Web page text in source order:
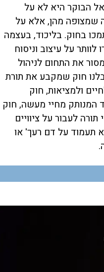
הבוקר היא לא על
שמצופה מהן, אלא על
בחוק. בליכוד, בעצמה
לוותר על עיצוב וניסוח
את התחום לניהול
חוק שמקבע את תורת
ולמציאות, חוק
המנותק מחיי מעשה, חוק
לעבור על ציוויים
תעמוד על דם רעך' או